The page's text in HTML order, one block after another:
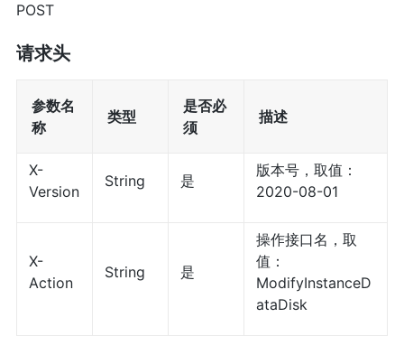
POST
请求头
参数名
称
类型
是否必
须
描述
X-
Version
String 是
版本号，取值：
2020-08-01
X-
Action
String 是
操作接口名，取
值：
ModifyInstanceD
ataDisk